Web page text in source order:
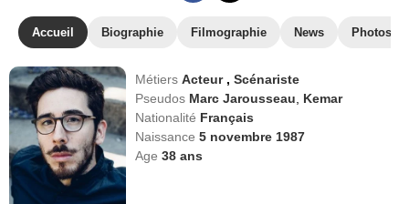
Accueil Biographie Filmographie News Photos
MétiersActeur ,Scénariste
Pseudos Marc Jarousseau
Kemar
Nationalité Français
Naissance5 novembre 1987
Age38 ans